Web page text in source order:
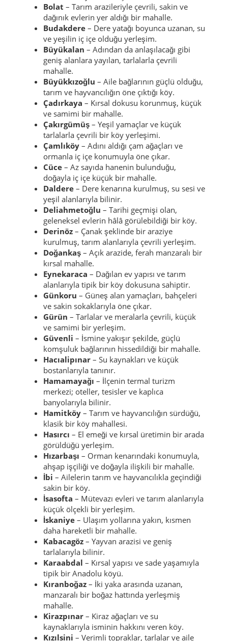
Bolat – Tarım arazileriyle çevrili, sakin ve
dağınık evlerin yer aldığı bir mahalle.
Budakdere – Dere yatağı boyunca uzanan, su
ve yeşilin iç içe olduğu yerleşim.
Büyükalan – Adından da anlaşılacağı gibi
geniş alanlara yayılan, tarlalarla çevrili
mahalle.
Büyükkızoğlu – Aile bağlarının güçlü olduğu,
tarım ve hayvancılığın öne çıktığı köy.
Çadırkaya – Kırsal dokusu korunmuş, küçük
ve samimi bir mahalle.
Çakırgümüş – Yeşil yamaçlar ve küçük
tarlalarla çevrili bir köy yerleşimi.
Çamlıköy – Adını aldığı çam ağaçları ve
ormanla iç içe konumuyla öne çıkar.
Cüce – Az sayıda hanenin bulunduğu,
doğayla iç içe küçük bir mahalle.
Daldere – Dere kenarına kurulmuş, su sesi ve
yeşil alanlarıyla bilinir.
Deliahmetoğlu – Tarihi geçmişi olan,
geleneksel evlerin hâlâ görülebildiği bir köy.
Derinöz – Çanak şeklinde bir araziye
kurulmuş, tarım alanlarıyla çevrili yerleşim.
Doğankaş – Açık arazide, ferah manzaralı bir
kırsal mahalle.
Eynekaraca – Dağılan ev yapısı ve tarım
alanlarıyla tipik bir köy dokusuna sahiptir.
Günkoru – Güneş alan yamaçları, bahçeleri
ve sakin sokaklarıyla öne çıkar.
Gürün – Tarlalar ve meralarla çevrili, küçük
ve samimi bir yerleşim.
Güvenli – İsmine yakışır şekilde, güçlü
komşuluk bağlarının hissedildiği bir mahalle.
Hacıalipınar – Su kaynakları ve küçük
bostanlarıyla tanınır.
Hamamayağı – İlçenin termal turizm
merkezi; oteller, tesisler ve kaplıca
banyolarıyla bilinir.
Hamitköy – Tarım ve hayvancılığın sürdüğü,
klasik bir köy mahallesi.
Hasırcı – El emeği ve kırsal üretimin bir arada
görüldüğü yerleşim.
Hızarbaşı – Orman kenarındaki konumuyla,
ahşap işçiliği ve doğayla ilişkili bir mahalle.
İbi – Ailelerin tarım ve hayvancılıkla geçindiği
sakin bir köy.
İsasofta – Mütevazı evleri ve tarım alanlarıyla
küçük ölçekli bir yerleşim.
İskaniye – Ulaşım yollarına yakın, kısmen
daha hareketli bir mahalle.
Kabacagöz – Yayvan arazisi ve geniş
tarlalarıyla bilinir.
Karaabdal – Kırsal yapısı ve sade yaşamıyla
tipik bir Anadolu köyü.
Kıranboğaz – İki yaka arasında uzanan,
manzaralı bir boğaz hattında yerleşmiş
mahalle.
Kirazpınar – Kiraz ağaçları ve su
kaynaklarıyla isminin hakkını veren köy.
Kızılsini – Verimli topraklar, tarlalar ve aile